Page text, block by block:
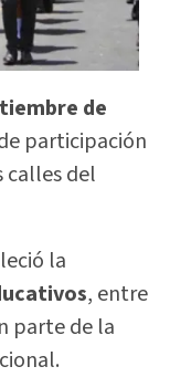
de
participación
calles del
la
, entre
parte de la